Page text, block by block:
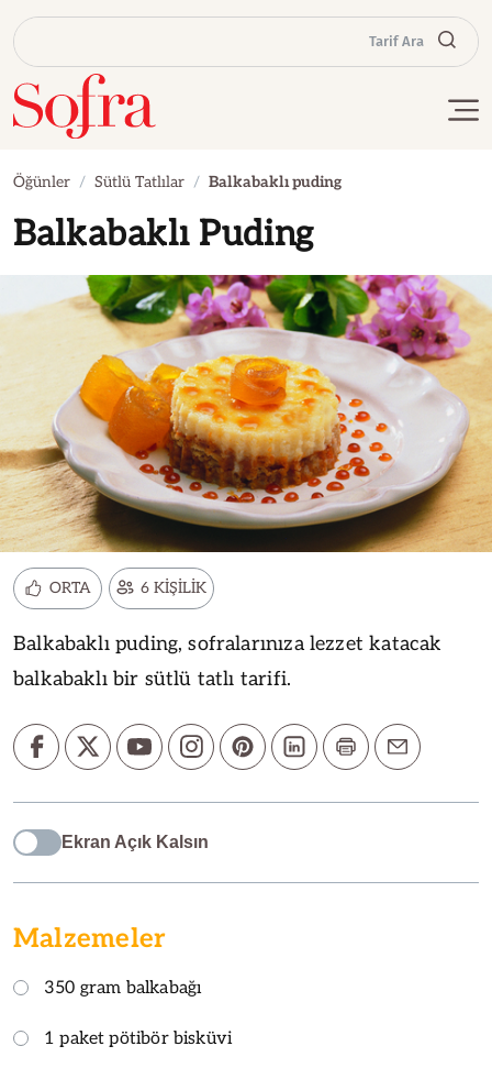
Tarif Ara
Öğünler Sütlü Tatlılar Balkabaklı puding
Balkabaklı Puding
ORTA 6 KİŞİLİK
Balkabaklı puding, sofralarınıza lezzet katacak
balkabaklı bir sütlü tatlı tarifi.
Ekran Açık Kalsın
Malzemeler
350 gram balkabağı
1 paket pötibör bisküvi